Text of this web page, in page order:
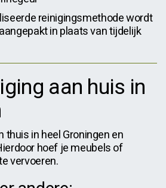
reinigingsmethode wordt
in plaats van tijdelijk
aan huis in
thuis in heel Groningen en
hoef je meubels of
vervoeren.